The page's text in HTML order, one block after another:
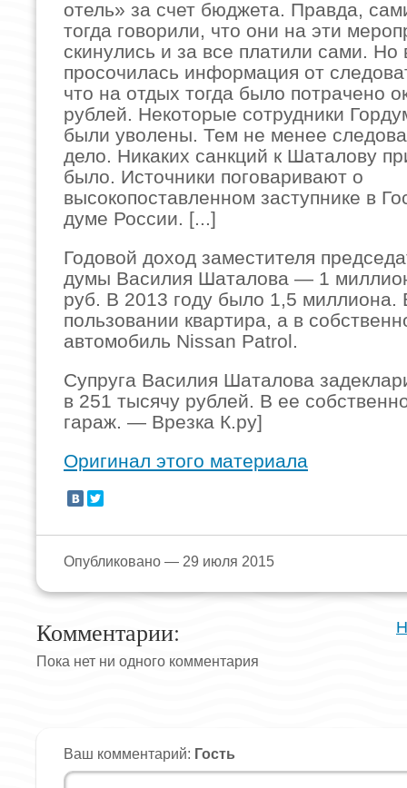
отель» за счет бюджета. Правда,
тогда говорили, что они на эти
скинулись и за все платили сами.
просочилась информация от
что на отдых тогда было потрачено
рублей. Некоторые сотрудники
были уволены. Тем не менее
дело. Никаких санкций к Шаталову
было. Источники поговаривают о
высокопоставленном заступнике в
думе России. [...]
Годовой доход заместителя
думы Василия Шаталова — 1
руб. В 2013 году было 1,5 миллиона.
пользовании квартира, а в
автомобиль Nissan Patrol.
Супруга Василия Шаталова
в 251 тысячу рублей. В ее
гараж. — Врезка К.ру]
Оригинал этого материала
Опубликовано — 29 июля 2015
Комментарии:
Пока нет ни одного комментария
Ваш комментарий: Гость